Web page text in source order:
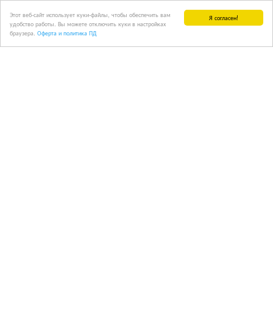
Я согласен!
Этот веб-сайт использует куки-файлы, чтобы обеспечить вам
удобство работы. Вы можете отключить куки в настройках
браузера. Оферта и политика ПД